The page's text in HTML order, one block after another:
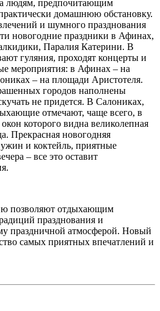
людям, предпочитающим
домашнюю обстановку.
и шумного празднования
новогодние праздники в Афинах,
Паралия Катерини. В
гуляния, проходят концерты и
мероприятия: в Афинах – на
– на площади Аристотеля.
городов наполнены
не придется. В Салониках,
отмечают, чаще всего, в
которого видна великолепная
Прекрасная новогодняя
и коктейль, приятные
– все это оставит
позволяют отдыхающим
празднования и
праздничной атмосферой. Новый
самых приятных впечатлений и